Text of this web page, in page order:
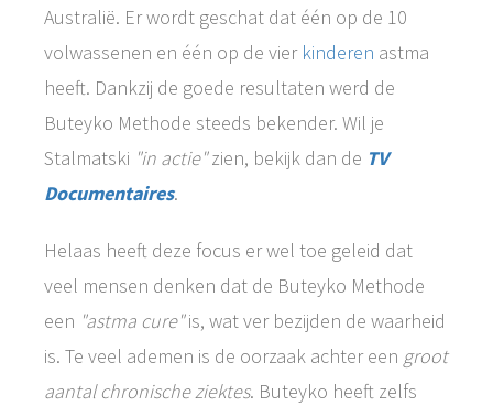
Australië. Er wordt geschat dat één op de 10
volwassenen en één op de vier kinderen astma
heeft. Dankzij de goede resultaten werd de
Buteyko Methode steeds bekender. Wil je
Stalmatski "in actie"zien, bekijk dan de TV
Documentaires.
Helaas heeft deze focus er wel toe geleid dat
veel mensen denken dat de Buteyko Methode
een "astma cure"is, wat ver bezijden de waarheid
is. Te veel ademen is de oorzaak achter een groot
aantal chronische ziektes. Buteyko heeft zelfs